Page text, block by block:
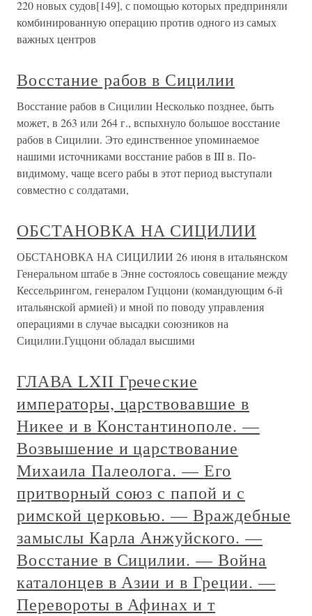
220 новых судов[149], с помощью которых предприняли
комбиниро­ванную операцию против одного из самых
важных центров
Восстание рабов в Сицилии
Восстание рабов в Сицилии Несколько позднее, быть
может, в 263 или 264 г., вспыхнуло большое вос­стание
рабов в Сицилии. Это единственное упоминаемое
нашими источника­ми восстание рабов в III в. По-
видимому, чаще всего рабы в этот период вы­ступали
совместно с солдатами,
ОБСТАНОВКА НА СИЦИЛИИ
ОБСТАНОВКА НА СИЦИЛИИ 26 июня в итальянском
Генеральном штабе в Энне состоялось совещание между
Кессельрингом, генералом Гуццони (командующим 6-й
итальянской армией) и мной по поводу управления
операциями в случае высадки союзников на
Сицилии.Гуццони обладал высшими
ГЛАВА LXII Греческие
императоры, царствовавшие в
Никее и в Константинополе. —
Возвышение и царствование
Михаила Палеолога. — Его
притворный союз с папой и с
римской церковью. — Враждебные
замыслы Карла Анжуйского. —
Восстание в Сицилии. — Война
каталонцев в Азии и в Греции. —
Перевороты в Афинах и т